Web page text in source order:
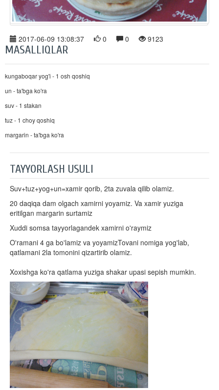
2017-06-09 13:08:37 0 0 9123
MASALLIQLAR
kungaboqar yog'i - 1 osh qoshiq
un - ta'bga ko'ra
suv - 1 stakan
tuz - 1 choy qoshiq
margarin - ta'bga ko'ra
TAYYORLASH USULI
Suv+tuz+yog+un=xamir qorib, 2ta zuvala qilib olamiz.
20 daqiqa dam olgach xamirni yoyamiz. Va xamir yuziga
eritilgan margarin surtamiz
Xuddi somsa tayyorlagandek xamirni o'raymiz
O'ramani 4 ga bo'lamiz va yoyamizTovani nomiga yog'lab,
qatlamani 2la tomonini qizartirib olamiz.
Xoxishga ko'ra qatlama yuziga shakar upasi sepish mumkin.